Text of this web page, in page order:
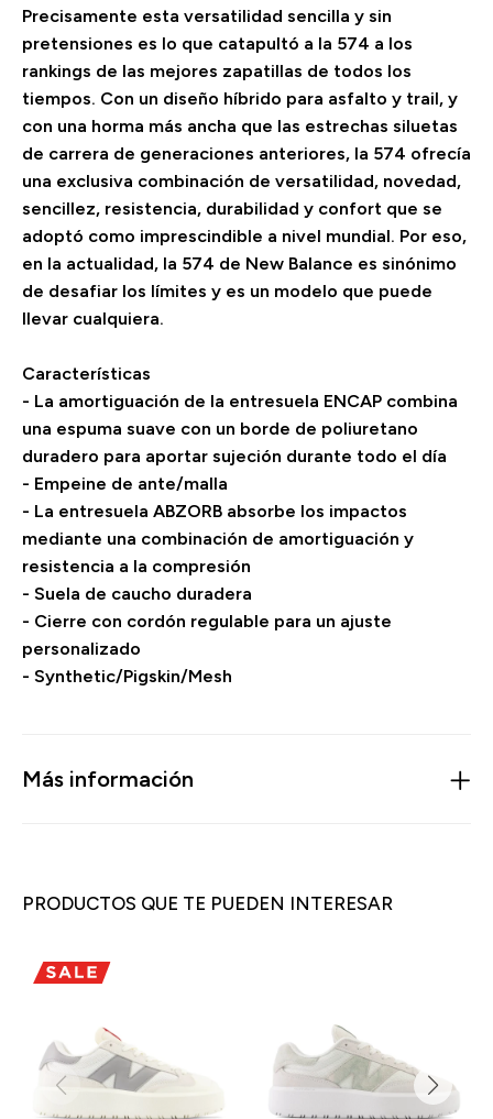
Precisamente esta versatilidad sencilla y sin
pretensiones es lo que catapultó a la 574 a los
rankings de las mejores zapatillas de todos los
tiempos. Con un diseño híbrido para asfalto y trail, y
con una horma más ancha que las estrechas siluetas
de carrera de generaciones anteriores, la 574 ofrecía
una exclusiva combinación de versatilidad, novedad,
sencillez, resistencia, durabilidad y confort que se
adoptó como imprescindible a nivel mundial. Por eso,
en la actualidad, la 574 de New Balance es sinónimo
de desafiar los límites y es un modelo que puede
llevar cualquiera.
Características
- La amortiguación de la entresuela ENCAP combina
una espuma suave con un borde de poliuretano
duradero para aportar sujeción durante todo el día
- Empeine de ante/malla
- La entresuela ABZORB absorbe los impactos
mediante una combinación de amortiguación y
resistencia a la compresión
- Suela de caucho duradera
- Cierre con cordón regulable para un ajuste
personalizado
- Synthetic/Pigskin/Mesh
Más información
PRODUCTOS QUE TE PUEDEN INTERESAR